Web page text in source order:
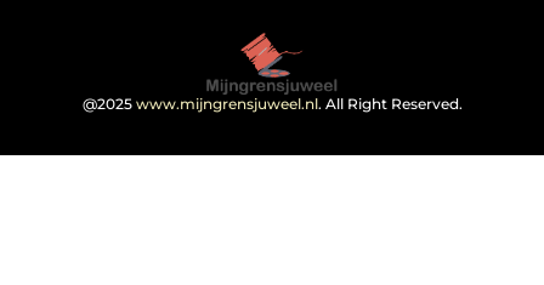
@2025 www.mijngrensjuweel.nl. All Right Reserved.